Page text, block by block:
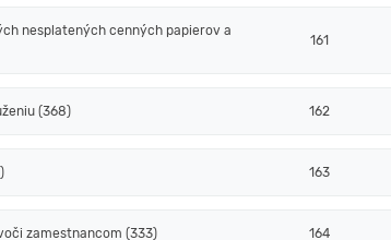
nesplatených cenných papierov a
161
(368) 162
163
zamestnancom (333) 164